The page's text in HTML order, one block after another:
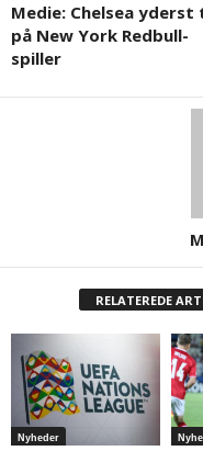
Medie: Chelsea
på New York Redbull-
spiller
RELATEREDE
Nyheder